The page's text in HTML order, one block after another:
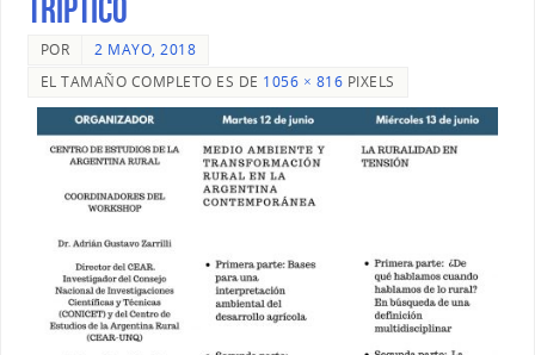
TRIPTICO
POR
2 MAYO, 2018
EL TAMAÑO COMPLETO ES DE 1056 × 816 PIXELS